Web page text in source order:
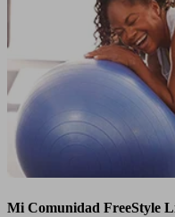
Mi Comunidad FreeStyle